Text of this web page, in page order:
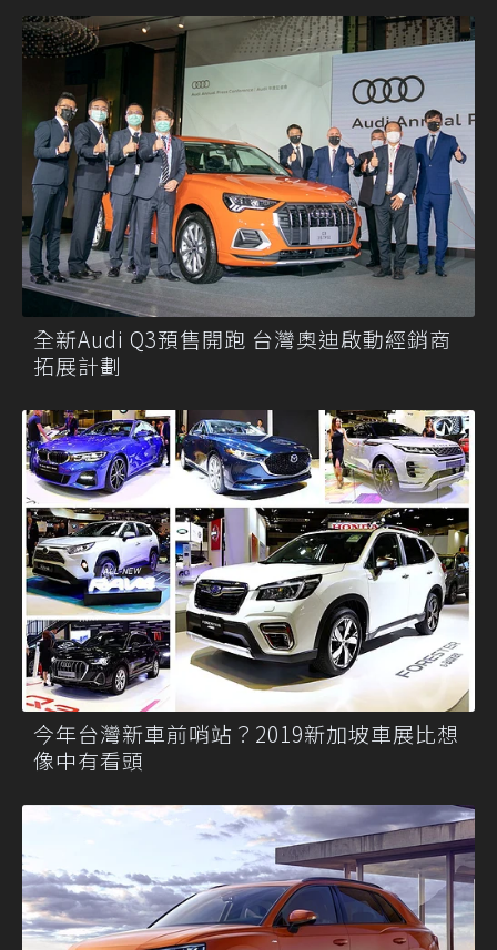
全新Audi Q3預售開跑 台灣奧迪啟動經銷商
拓展計劃
今年台灣新車前哨站？2019新加坡車展比想
像中有看頭